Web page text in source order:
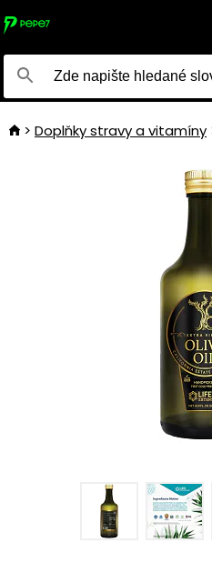
Doplňky stravy a vitamíny